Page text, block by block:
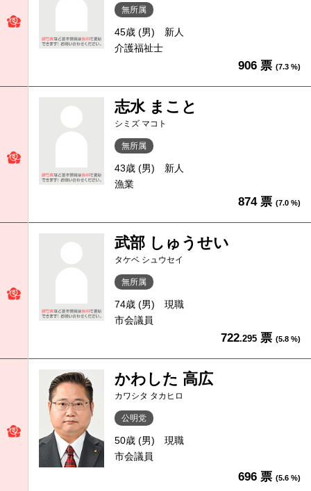
無所属
45歳 (男)
新人
介護福祉士
906 票 (7.3 %)
志水 まこと
シミズ マコト
無所属
43歳 (男)
新人
漁業
874 票 (7.0 %)
武部 しゅうせい
タケベ シュウセイ
無所属
74歳 (男)
現職
市会議員
722.295 票 (5.8 %)
かわした 高広
カワシタ タカヒロ
公明党
50歳 (男)
現職
市会議員
696 票 (5.6 %)